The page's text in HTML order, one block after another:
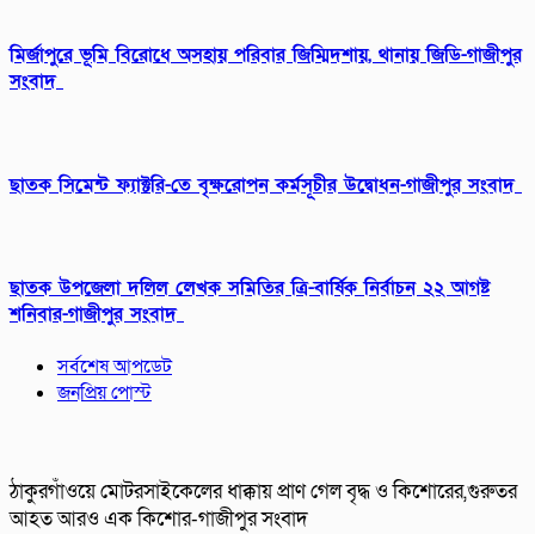
মির্জাপুরে ভূমি বিরোধে অসহায় পরিবার জিম্মিদশায়, থানায় জিডি-গাজীপুর
সংবাদ
ছাতক সিমেন্ট ফ্যাক্টরি-তে বৃক্ষরোপন কর্মসূচীর উদ্বোধন-গাজীপুর সংবাদ
ছাতক উপজেলা দলিল লেখক সমিতির ত্রি-বার্ষিক নির্বাচন ২২ আগষ্ট
শনিবার-গাজীপুর সংবাদ
সর্বশেষ আপডেট
জনপ্রিয় পোস্ট
ঠাকুরগাঁওয়ে মোটরসাইকেলের ধাক্কায় প্রাণ গেল বৃদ্ধ ও কিশোরের,গুরুতর
আহত আরও এক কিশোর-গাজীপুর সংবাদ